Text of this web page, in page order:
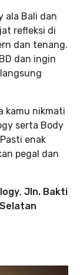
ala Bali dan
refleksi di
dan tenang.
dan ingin
kamu nikmati
serta Body
enak
pegal dan
, Jln. Bakti